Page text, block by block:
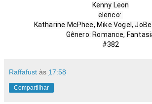
Kenny Leon
elenco:
Katharine McPhee, Mike Vogel,
Gênero: Romance,
#382
Raffafust às 17:58
Compartilhar